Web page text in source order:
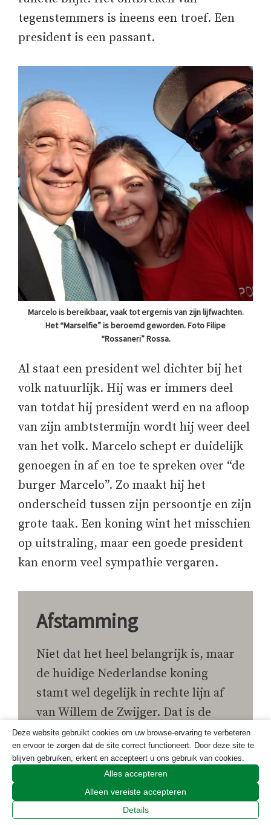
tegenstemmers is ineens een troef. Een
president is een passant.
Marcelo is bereikbaar, vaak tot ergernis van zijn lijfwachten.
Het “Marselfie” is beroemd geworden. Foto Filipe
“Rossaneri” Rossa.
Al staat een president wel dichter bij het
volk natuurlijk. Hij was er immers deel
van totdat hij president werd en na afloop
van zijn ambtstermijn wordt hij weer deel
van het volk. Marcelo schept er duidelijk
genoegen in af en toe te spreken over “de
burger Marcelo”. Zo maakt hij het
onderscheid tussen zijn persoontje en zijn
grote taak. Een koning wint het misschien
op uitstraling, maar een goede president
kan enorm veel sympathie vergaren.
Afstamming
Niet dat het heel belangrijk is, maar
de huidige Nederlandse koning
stamt wel degelijk in rechte lijn af
van Willem de Zwijger. Dat is de
Willem van Oranje die zich in de
zestiende eeuw met de Spaanse
Nederlanden tegen de Spanjolen
keerde. Die rechte lijn volgt echter
niet steeds de erfstadhouders. Er
Deze website gebruikt cookies om uw browse-ervaring te verbeteren
en ervoor te zorgen dat de site correct functioneert. Door deze site te
blijven gebruiken, erkent en accepteert u ons gebruik van cookies.
Alles accepteren
Alleen vereiste accepteren
Details